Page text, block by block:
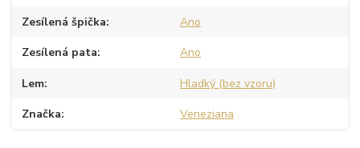
Zesílená špička Ano
Zesílená pata Ano
Lem Hladký (bez vzoru)
Značka Veneziana